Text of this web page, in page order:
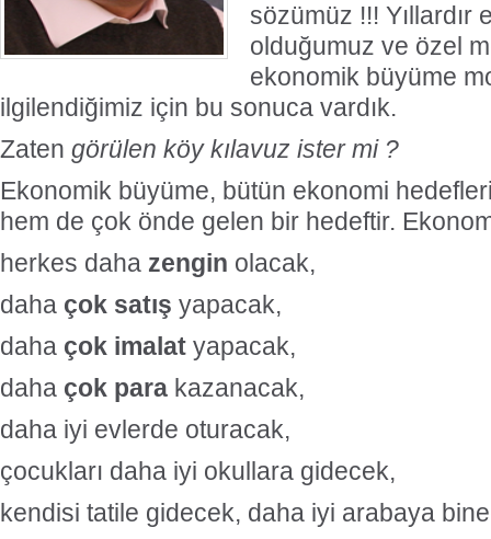
sözümüz !!! Yıllardır
olduğumuz ve özel
ekonomik büyüme
ilgilendiğimiz için bu sonuca vardık.
Zaten görülen köy kılavuz ister mi ?
Ekonomik büyüme, bütün ekonomi
hem de çok önde gelen bir hedeftir.
herkes daha zengin olacak,
daha çok satış yapacak,
daha çok imalat yapacak,
daha çok para kazanacak,
daha iyi evlerde oturacak,
çocukları daha iyi okullara gidecek,
kendisi tatile gidecek, daha iyi arabaya